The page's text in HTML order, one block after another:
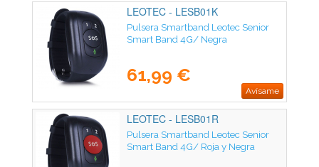
LEOTEC - LESB01K
Pulsera Smartband Leotec Senior
Smart Band 4G/ Negra
61,99 €
Avísame
LEOTEC - LESB01R
Pulsera Smartband Leotec Senior
Smart Band 4G/ Roja y Negra